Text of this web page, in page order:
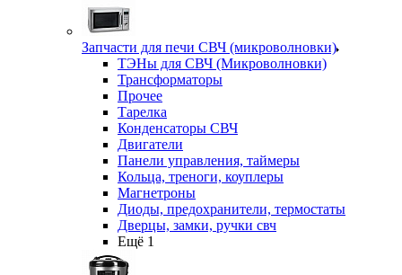
Запчасти для печи СВЧ (микроволновки)
ТЭНы для СВЧ (Микроволновки)
Трансформаторы
Прочее
Тарелка
Конденсаторы СВЧ
Двигатели
Панели управления, таймеры
Кольца, треноги, коуплеры
Магнетроны
Диоды, предохранители, термостаты
Дверцы, замки, ручки свч
Ещё 1